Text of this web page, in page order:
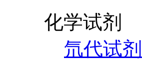
化学试剂
氘代试剂